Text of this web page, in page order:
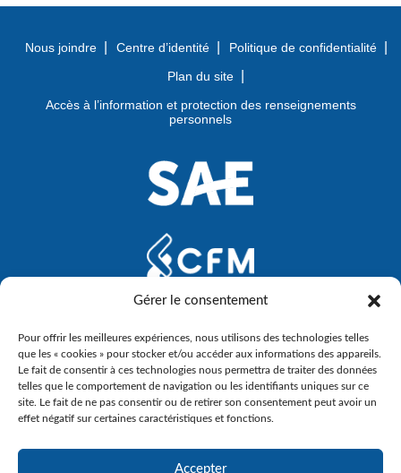
Gérer le consentement
Pour offrir les meilleures expériences, nous utilisons des technologies telles
que les « cookies » pour stocker et/ou accéder aux informations des appareils.
Le fait de consentir à ces technologies nous permettra de traiter des données
telles que le comportement de navigation ou les identifiants uniques sur ce
site. Le fait de ne pas consentir ou de retirer son consentement peut avoir un
effet négatif sur certaines caractéristiques et fonctions.
Accepter
Nous joindre Centre d’identité
Politique de confidentialité
Plan du site
Accès à l’information et protection des renseignements
personnels